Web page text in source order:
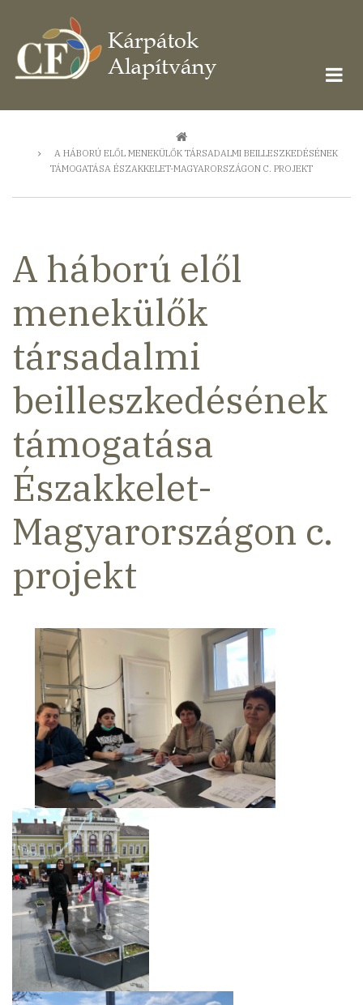
tartalomra
MorzsaA HÁBORÚ ELŐL MENEKÜLŐK TÁRSADALMI BEILLESZKEDÉSÉNEK
TÁMOGATÁSA ÉSZAKKELET-MAGYARORSZÁGON C. PROJEKT
A háború elől
menekülők
társadalmi
beilleszkedésének
támogatása
Északkelet-
Magyarországon c.
projekt